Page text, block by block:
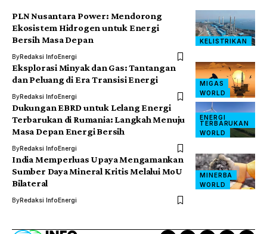
KELISTRIKAN
PLN Nusantara Power: Mendorong
Ekosistem Hidrogen untuk Energi
Bersih Masa Depan
ByRedaksi InfoEnergi
MIGAS
WORLD
Eksplorasi Minyak dan Gas: Tantangan
dan Peluang di Era Transisi Energi
ByRedaksi InfoEnergi
ENERGI
TERBARUKAN
WORLD
Dukungan EBRD untuk Lelang Energi
Terbarukan di Rumania: Langkah Menuju
Masa Depan Energi Bersih
ByRedaksi InfoEnergi
MINERBA
WORLD
India Memperluas Upaya Mengamankan
Sumber Daya Mineral Kritis Melalui MoU
Bilateral
ByRedaksi InfoEnergi